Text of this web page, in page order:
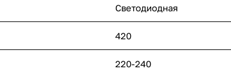
Светодиодная
420
220-240